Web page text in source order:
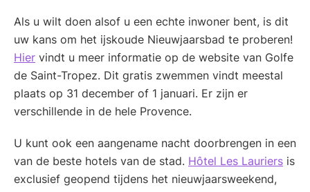
Als u wilt doen alsof u een echte inwoner bent, is dit
uw kans om het ijskoude Nieuwjaarsbad te proberen!
Hier vindt u meer informatie op de website van Golfe
de Saint-Tropez. Dit gratis zwemmen vindt meestal
plaats op 31 december of 1 januari. Er zijn er
verschillende in de hele Provence.
U kunt ook een aangename nacht doorbrengen in een
van de beste hotels van de stad. Hôtel Les Lauriers is
exclusief geopend tijdens het nieuwjaarsweekend,